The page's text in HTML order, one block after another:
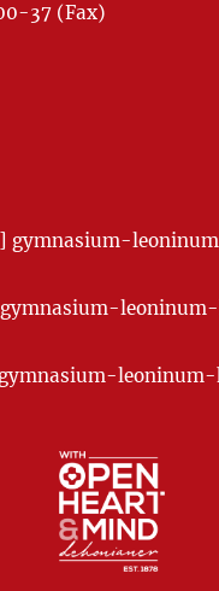
37 (Fax)
gymnasium-
leoninum-